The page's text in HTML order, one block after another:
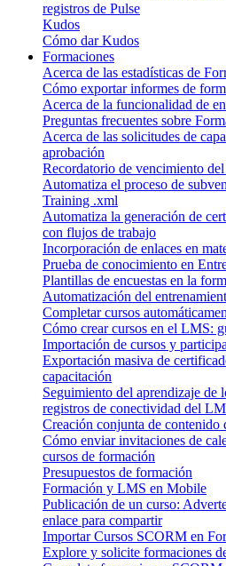
registros de Pulse
Kudos
Cómo dar Kudos
Formaciones
Acerca de las estadísticas de
Cómo exportar informes de
Acerca de la funcionalidad de
Preguntas frecuentes sobre
Acerca de las solicitudes de
aprobación
Recordatorio de vencimiento
Automatiza el proceso de
Training .xml
Automatiza la generación de
con flujos de trabajo
Incorporación de enlaces en
Prueba de conocimiento en
Plantillas de encuestas en la
Automatización del
Completar cursos
Cómo crear cursos en el LMS:
Importación de cursos y
Exportación masiva de
capacitación
Seguimiento del aprendizaje de
registros de conectividad del
Creación conjunta de
Cómo enviar invitaciones de
cursos de formación
Presupuestos de formación
Formación y LMS en Mobile
Publicación de un curso:
enlace para compartir
Importar Cursos SCORM en
Explore y solicite formaciones